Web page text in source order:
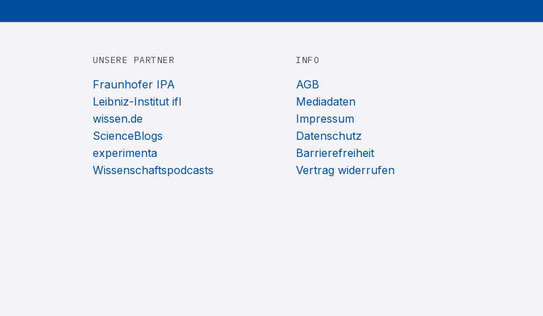
UNSERE PARTNER
Fraunhofer IPA
Leibniz-Institut ifl
wissen.de
ScienceBlogs
experimenta
Wissenschaftspodcasts
INFO
AGB
Mediadaten
Impressum
Datenschutz
Barrierefreiheit
Vertrag widerrufen